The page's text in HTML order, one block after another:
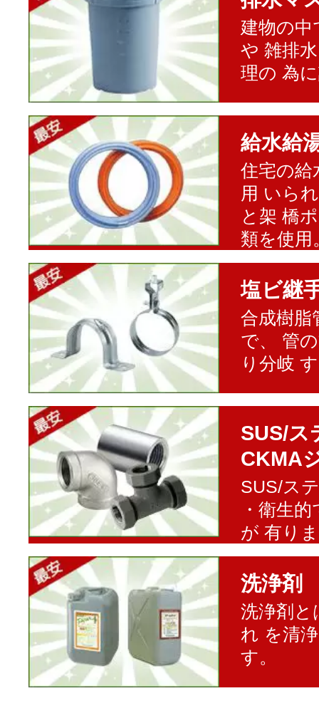
建物の中
や 雑排
理の 為
給水給
住宅の給
用 いら
と架 橋
類を使用
塩ビ継
合成樹脂
で、 管
り分岐
SUS/ス
CKMA
SUS/ス
・衛生
が 有り
洗浄剤
洗浄剤と
れ を清
す。